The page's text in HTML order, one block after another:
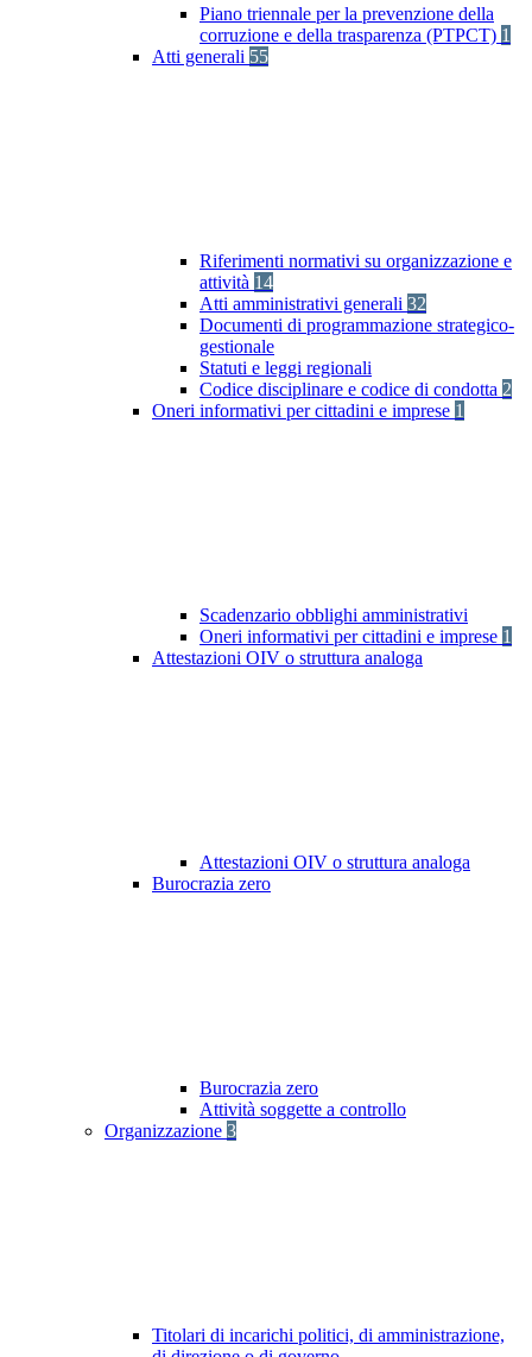
Piano triennale per la prevenzione della
corruzione e della trasparenza (PTPCT) 1
Atti generali 55
Riferimenti normativi su organizzazione e
attività 14
Atti amministrativi generali 32
Documenti di programmazione strategico-
gestionale
Statuti e leggi regionali
Codice disciplinare e codice di condotta 2
Oneri informativi per cittadini e imprese 1
Scadenzario obblighi amministrativi
Oneri informativi per cittadini e imprese 1
Attestazioni OIV o struttura analoga
Attestazioni OIV o struttura analoga
Burocrazia zero
Burocrazia zero
Attività soggette a controllo
Organizzazione 3
Titolari di incarichi politici, di amministrazione,